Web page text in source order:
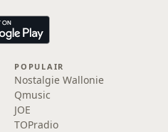
POPULAIR
Nostalgie Wallonie
Qmusic
JOE
TOPradio